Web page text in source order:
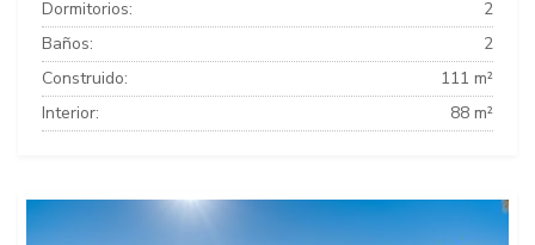
Dormitorios:
2
Baños:
2
Construido:
111 m²
Interior:
88 m²